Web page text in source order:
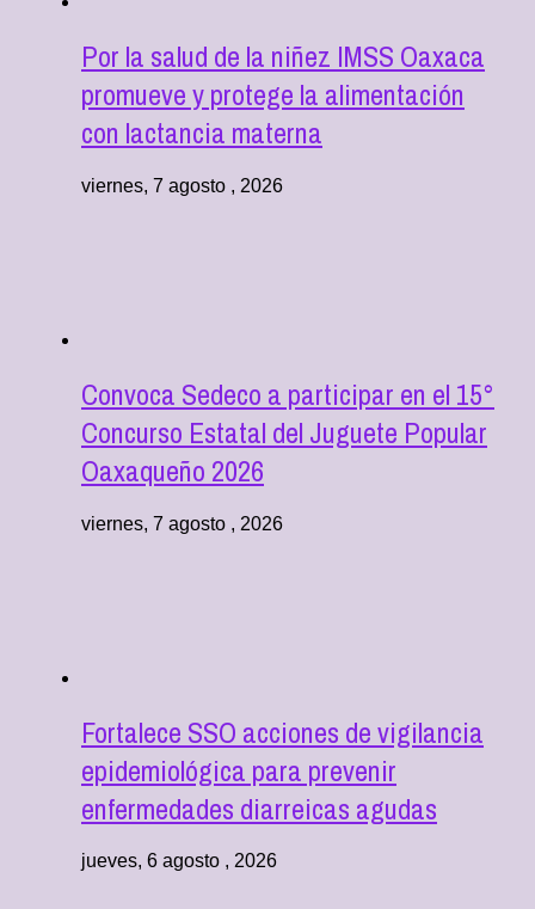
Por la salud de la niñez IMSS Oaxaca
promueve y protege la alimentación
con lactancia materna
viernes, 7 agosto , 2026
Convoca Sedeco a participar en el 15°
Concurso Estatal del Juguete Popular
Oaxaqueño 2026
viernes, 7 agosto , 2026
Fortalece SSO acciones de vigilancia
epidemiológica para prevenir
enfermedades diarreicas agudas
jueves, 6 agosto , 2026